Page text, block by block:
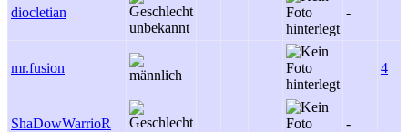
diocletian -
mr.fusion 4
ShaDowWarrioR -